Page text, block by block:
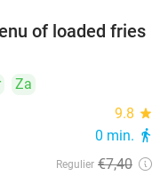
39%
of loaded fries
Za
9.8 star
0 min. directions_walk
Regulier €7,40